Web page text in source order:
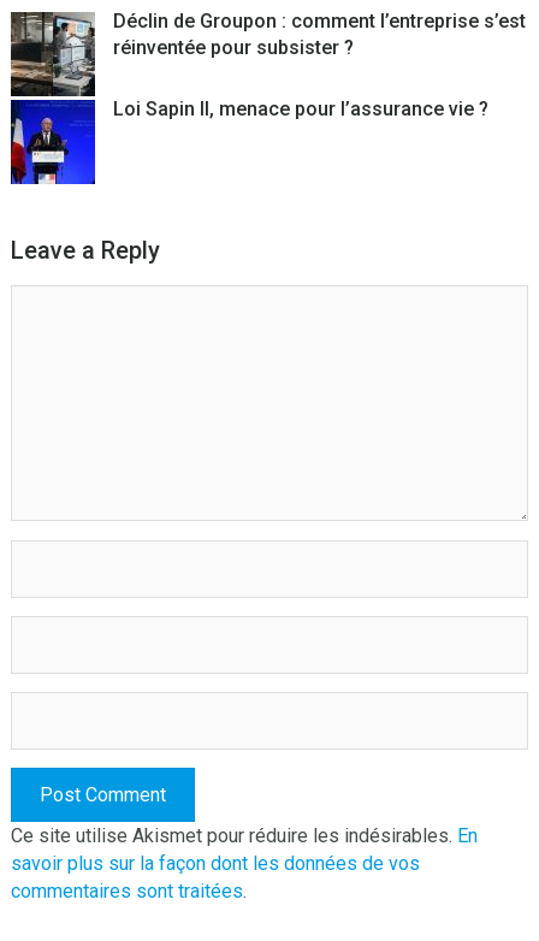
Déclin de Groupon : comment l’entreprise s’est
réinventée pour subsister ?
Loi Sapin II, menace pour l’assurance vie ?
Leave a Reply
Ce site utilise Akismet pour réduire les indésirables. En
savoir plus sur la façon dont les données de vos
commentaires sont traitées.